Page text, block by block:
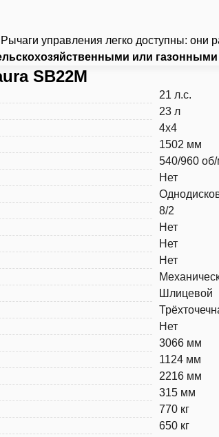
управления легко доступны:
или газонными
SB22M
21 л.с.
23 л
4x4
1502 мм
540/960
Нет
8/2
Нет
Нет
Нет
Шлицевой
Нет
3066 мм
1124 мм
2216 мм
315 мм
770 кг
650 кг